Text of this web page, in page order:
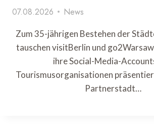
07.08.2026 News
Zum 35-jährigen Bestehen der
tauschen visitBerlin und
ihre Social-Media-
Tourismusorganisationen
Partnerstadt…